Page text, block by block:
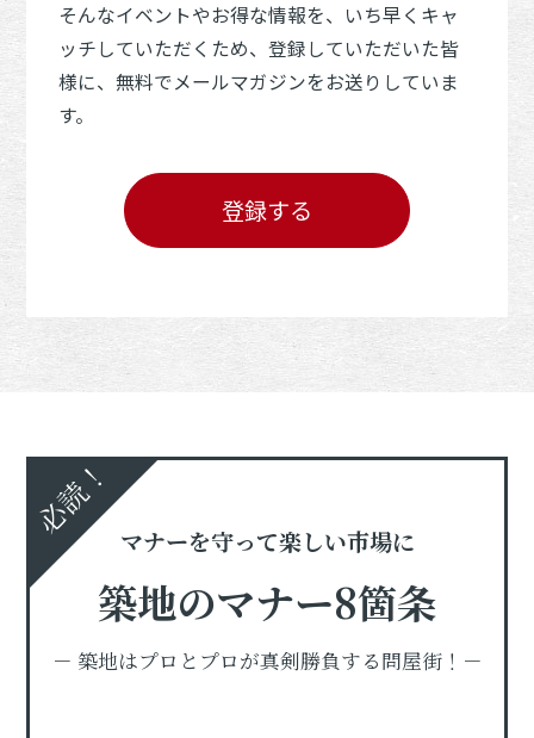
そんなイベントやお得な情報を、いち早くキャ
ッチしていただくため、登録していただいた皆
様に、無料でメールマガジンをお送りしていま
す。
登録する
必読！
マナーを守って楽しい市場に
築地のマナー8箇条
－ 築地はプロとプロが真剣勝負する問屋街！－